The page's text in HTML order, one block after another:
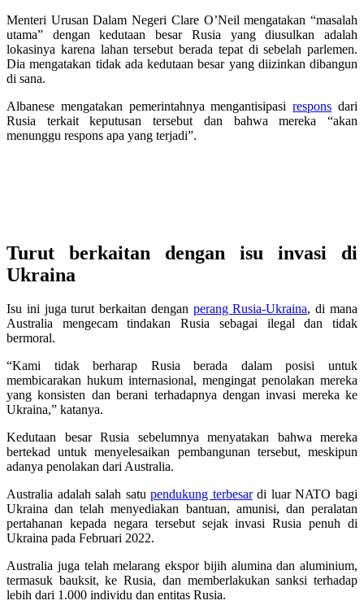
Menteri Urusan Dalam Negeri Clare O’Neil mengatakan “masalah
utama” dengan kedutaan besar Rusia yang diusulkan adalah
lokasinya karena lahan tersebut berada tepat di sebelah parlemen.
Dia mengatakan tidak ada kedutaan besar yang diizinkan dibangun
di sana.
Albanese mengatakan pemerintahnya mengantisipasirespons dari
Rusia terkait keputusan tersebut dan bahwa mereka “akan
menunggu respons apa yang terjadi”.
Turut berkaitan dengan isu invasi di
Ukraina
Isu ini juga turut berkaitan dengan perang Rusia-Ukraina, di mana
Australia mengecam tindakan Rusia sebagai ilegal dan tidak
bermoral.
“Kami tidak berharap Rusia berada dalam posisi untuk
membicarakan hukum internasional, mengingat penolakan mereka
yang konsisten dan berani terhadapnya dengan invasi mereka ke
Ukraina,” katanya.
Kedutaan besar Rusia sebelumnya menyatakan bahwa mereka
bertekad untuk menyelesaikan pembangunan tersebut, meskipun
adanya penolakan dari Australia.
Australia adalah salah satupendukung terbesardi luar NATO bagi
Ukraina dan telah menyediakan bantuan, amunisi, dan peralatan
pertahanan kepada negara tersebut sejak invasi Rusia penuh di
Ukraina pada Februari 2022.
Australia juga telah melarang ekspor bijih alumina dan aluminium,
termasuk bauksit, ke Rusia, dan memberlakukan sanksi terhadap
lebih dari 1.000 individu dan entitas Rusia.